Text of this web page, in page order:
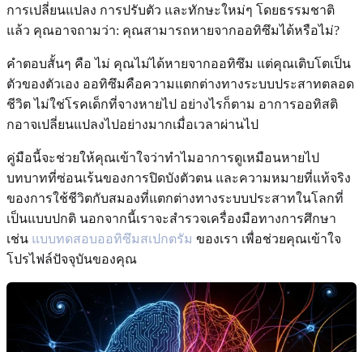
การเปลี่ยนแปลง การปรับตัว และทักษะใหม่ๆ โดยธรรมชาติ
แล้ว คุณอาจถามว่า: คุณสามารถหายจากออทิซึมได้หรือไม่?
คำตอบสั้นๆ คือ ไม่ คุณไม่ได้หายจากออทิซึม แต่คุณเติบโตเป็น
ตัวของตัวเอง ออทิซึมคือความแตกต่างทางระบบประสาทตลอด
ชีวิต ไม่ใช่โรคเด็กที่จางหายไป อย่างไรก็ตาม อาการออทิสติ
กอาจเปลี่ยนแปลงไปอย่างมากเมื่อเวลาผ่านไป
คู่มือนี้จะช่วยให้คุณเข้าใจว่าทำไมอาการดูเหมือนหายไป
บทบาทที่ซ่อนเร้นของการปิดบังตัวตน และความหมายที่แท้จริง
ของการใช้ชีวิตกับสมองที่แตกต่างทางระบบประสาทในโลกที่
เป็นแบบปกติ นอกจากนี้เราจะสำรวจเครื่องมือทางการศึกษา
เช่น แบบทดสอบออทิซึมสเปกตรัม ของเรา เพื่อช่วยคุณเข้าใจ
โปรไฟล์ปัจจุบันของคุณ